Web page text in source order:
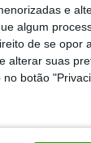
e
algum
de se opor
alterar suas
botão
“Num
Trump
a United